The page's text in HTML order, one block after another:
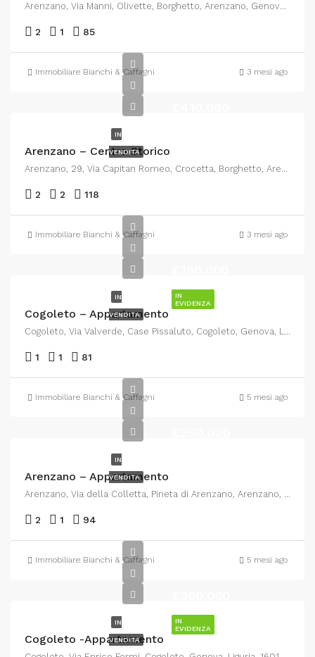
Arenzano, Via Manni, Olivette, Borghetto, Arenzano, Genova, Liguria, 16011, Italia
2 1 85
Immobiliare Bianchi & Caffagni 3 mesi ago
IN
VENDITA
Arenzano – Centro Storico
Arenzano, 29, Via Capitan Romeo, Crocetta, Borghetto, Arenzano, Genova, Liguria, 16011, Italia
2 2 118
Immobiliare Bianchi & Caffagni 3 mesi ago
IN
EVIDENZA
IN
VENDITA
Cogoleto – Appartamento
Cogoleto, Via Valverde, Case Pissaluto, Cogoleto, Genova, Liguria, 16016, Italia
1 1 81
Immobiliare Bianchi & Caffagni 5 mesi ago
IN
VENDITA
Arenzano – Appartamento
Arenzano, Via della Colletta, Pineta di Arenzano, Arenzano, Genova, Liguria, 16011, Italia
2 1 94
Immobiliare Bianchi & Caffagni 5 mesi ago
IN
EVIDENZA
IN
VENDITA
Cogoleto -Appartamento